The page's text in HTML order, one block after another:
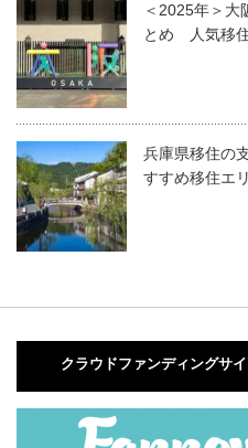
＜2025年＞大
とめ 人気移
兵庫県移住の
すすめ移住エ
クラウドファンディングサ